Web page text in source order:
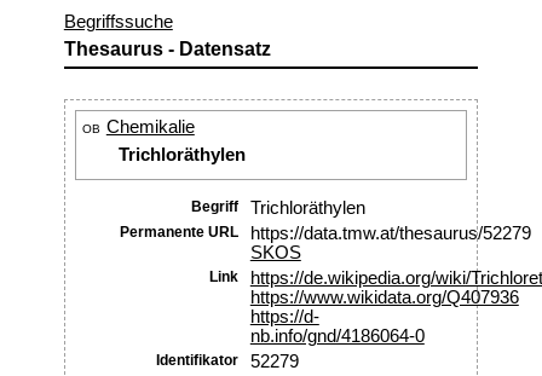
Begriffssuche
Thesaurus - Datensatz
OB Chemikalie
Trichloräthylen
Begriff Trichloräthylen
Permanente URL
https://data.tmw.at/thesaurus/52279
SKOS
Link
https://de.wikipedia.org/wiki/
https://www.wikidata.org/Q407936
https://d-
nb.info/gnd/4186064-0
Identifikator 52279